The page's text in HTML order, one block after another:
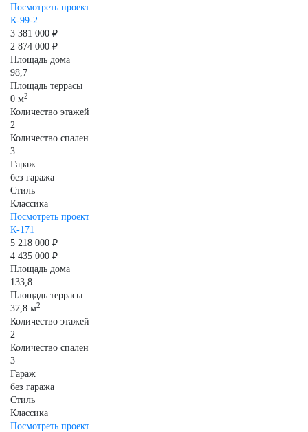
Посмотреть проект
К-99-2
3 381 000 ₽
2 874 000 ₽
Площадь дома
98,7
Площадь террасы
0 м2
Количество этажей
2
Количество спален
3
Гараж
без гаража
Стиль
Классика
Посмотреть проект
К-171
5 218 000 ₽
4 435 000 ₽
Площадь дома
133,8
Площадь террасы
37,8 м2
Количество этажей
2
Количество спален
3
Гараж
без гаража
Стиль
Классика
Посмотреть проект